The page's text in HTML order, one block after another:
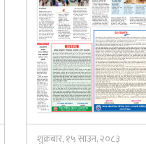
शुक्रबार, १५ साउन, २०८३